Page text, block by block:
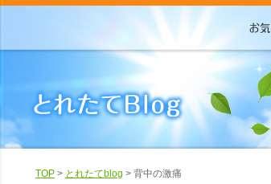
TOP > とれたてblog > 背中の激痛